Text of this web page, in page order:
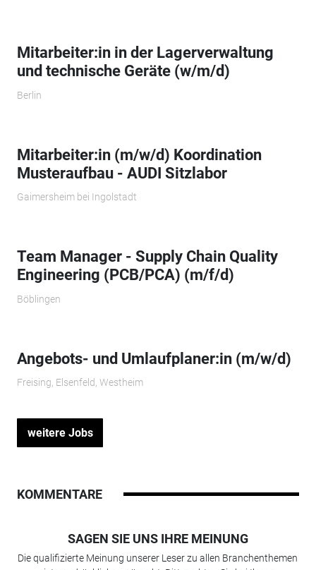
Mitarbeiter:in in der Lagerverwaltung
und technische Geräte (w/m/d)
Berlin
Mitarbeiter:in (m/w/d) Koordination
Musteraufbau - AUDI Sitzlabor
Gaimersheim bei Ingolstadt
Team Manager - Supply Chain Quality
Engineering (PCB/PCA) (m/f/d)
Böblingen
Angebots- und Umlaufplaner:in (m/w/d)
Freising, Elsenfeld, Westheim
weitere Jobs
KOMMENTARE
SAGEN SIE UNS IHRE MEINUNG
Die qualifizierte Meinung unserer Leser zu allen Branchenthemen